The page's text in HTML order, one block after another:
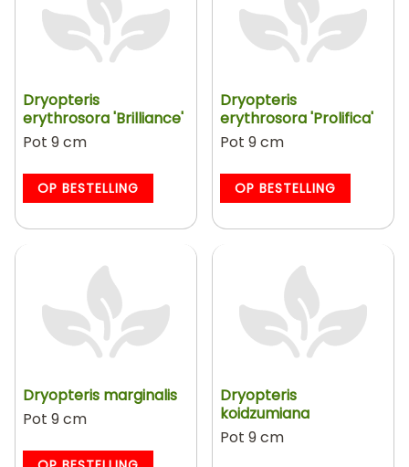
Dryopteris
erythrosora 'Brilliance'
Pot 9 cm
OP BESTELLING
Dryopteris
erythrosora 'Prolifica'
Pot 9 cm
OP BESTELLING
Dryopteris marginalis
Pot 9 cm
Dryopteris
koidzumiana
Pot 9 cm